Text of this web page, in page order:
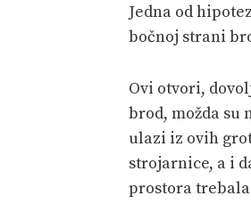
Jedna od
bočnoj strani
Ovi otvori,
brod, možda su
ulazi iz ovih
strojarnice, a i
prostora